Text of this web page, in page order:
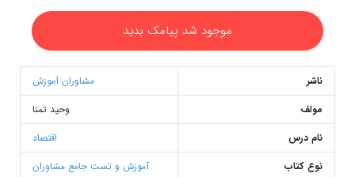
موجود شد پیامک بدید
ناشر
مشاوران آموزش
مولف
وحید تمنا
نام درس
اقتصاد
نوع کتاب
آموزش و تست جامع مشاوران